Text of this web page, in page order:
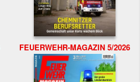
FEUERWEHR-MAGAZIN 5/2026